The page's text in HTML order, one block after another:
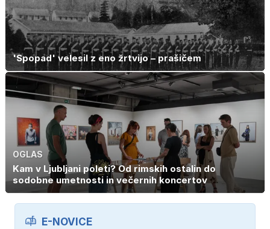
'Spopad' velesil z eno žrtvijo – prašičem
OGLAS
Kam v Ljubljani poleti? Od rimskih ostalin do
sodobne umetnosti in večernih koncertov
E-NOVICE